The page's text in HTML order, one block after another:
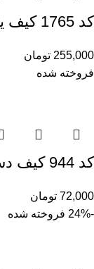
کد 1765 کیف یکطرفه زنانه دیور
255,000 تومان
فروخته شده
کد 944 کیف دستی مدل آندرامور
72,000 تومان
-24%
فروخته شده